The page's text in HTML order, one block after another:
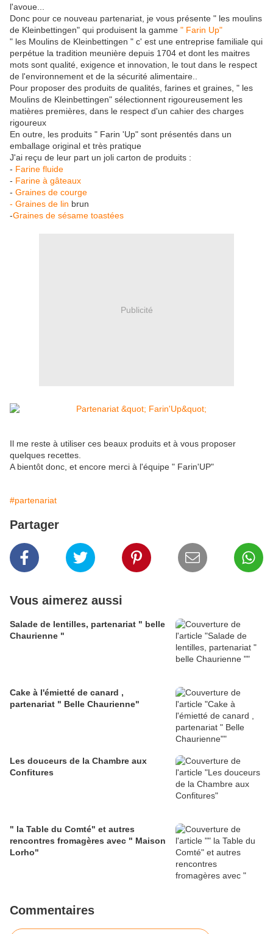
l'avoue...
Donc pour ce nouveau partenariat, je vous présente " les moulins
de Kleinbettingen" qui produisent la gamme " Farin Up"
" les Moulins de Kleinbettingen " c' est une entreprise familiale qui
perpétue la tradition meunière depuis 1704 et dont les maitres
mots sont qualité, exigence et innovation, le tout dans le respect
de l'environnement et de la sécurité alimentaire..
Pour proposer des produits de qualités, farines et graines, " les
Moulins de Kleinbettingen" sélectionnent rigoureusement les
matières premières, dans le respect d'un cahier des charges
rigoureux
En outre, les produits " Farin 'Up" sont présentés dans un
emballage original et très pratique
J'ai reçu de leur part un joli carton de produits :
- Farine fluide
- Farine à gâteaux
- Graines de courge
- Graines de lin brun
-Graines de sésame toastées
Publicité
Il me reste à utiliser ces beaux produits et à vous proposer
quelques recettes.
A bientôt donc, et encore merci à l'équipe " Farin'UP"
#partenariat
Partager
Vous aimerez aussi
Salade de lentilles, partenariat " belle
Chaurienne "
Cake à l'émietté de canard ,
partenariat " Belle Chaurienne"
Les douceurs de la Chambre aux
Confitures
" la Table du Comté" et autres
rencontres fromagères avec " Maison
Lorho"
Commentaires